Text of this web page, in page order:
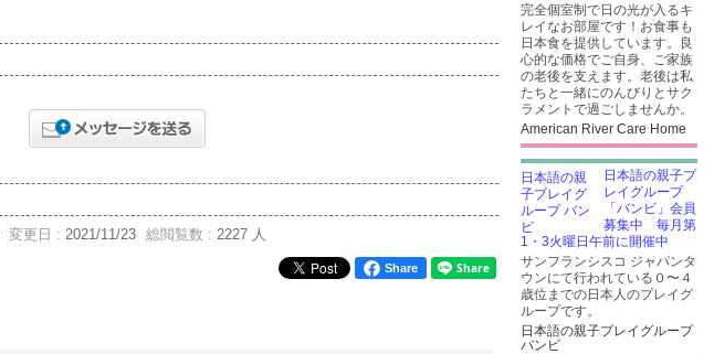
変更日 : 2021/11/23 総閲覧数 : 2227 人
Share
完全個室制で日の光が入るキ
レイなお部屋です！お食事も
日本食を提供しています。良
心的な価格でご自身、ご家族
の老後を支えます。老後は私
たちと一緒にのんびりとサク
ラメントで過ごしませんか。
American River Care Home
日本語の親子プ
レイグループ
「バンビ」会員
募集中 毎月第
1・3火曜日午前に開催中
サンフランシスコ ジャパンタ
ウンにて行われている０〜４
歳位までの日本人のプレイグ
ループです。
日本語の親子プレイグループ
バンビ